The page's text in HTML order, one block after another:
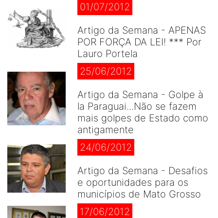
01/07/2012
Artigo da Semana - APENAS
POR FORÇA DA LEI! *** Por
Lauro Portela
25/06/2012
Artigo da Semana - Golpe à
la Paraguai...Não se fazem
mais golpes de Estado como
antigamente
24/06/2012
Artigo da Semana - Desafios
e oportunidades para os
municípios de Mato Grosso
17/06/2012